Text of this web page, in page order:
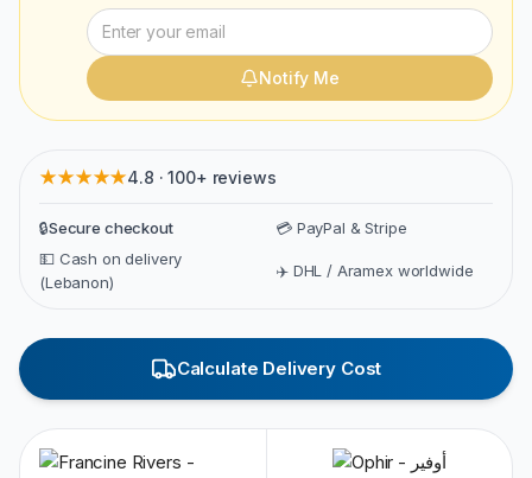
Notify Me
★★★★★4.8 · 100+ reviews
🔒Secure checkout
💳 PayPal & Stripe
💵 Cash on delivery
(Lebanon)
✈️ DHL / Aramex worldwide
Calculate Delivery Cost